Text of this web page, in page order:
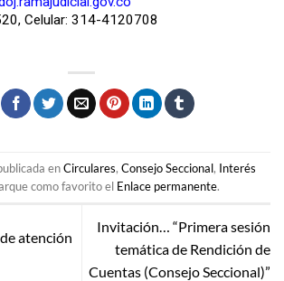
Celular: 314-4120708
enCirculares, Consejo Seccional, Interés
como favorito el Enlace permanente.
atención
Invitación… “Primera sesión
temática de Rendición de
Cuentas (Consejo Seccional)”